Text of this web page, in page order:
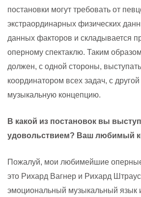
постановки могут требовать от
экстраординарных физических
данных факторов и складывается
оперному спектаклю. Таким
должен, с одной стороны,
координатором всех задач, с
музыкальную концепцию.
В какой из постановок вы
удовольствием? Ваш любимый
Пожалуй, мои любимейшие
это Рихард Вагнер и Рихард
эмоциональный музыкальный язык